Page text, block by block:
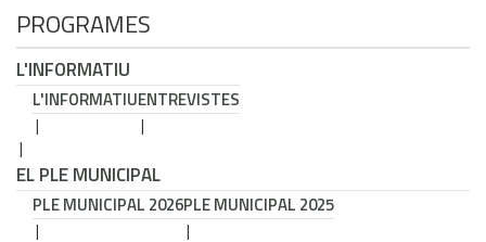
PROGRAMES
L'INFORMATIU
L'INFORMATIUENTREVISTES
EL PLE MUNICIPAL
PLE MUNICIPAL 2026PLE MUNICIPAL 2025